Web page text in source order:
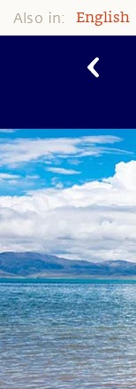
Also in: English